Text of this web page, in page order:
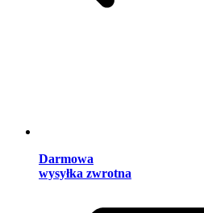
Darmowa
wysyłka zwrotna